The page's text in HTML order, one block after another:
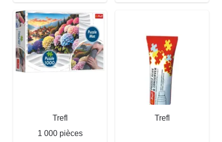
Trefl
1 000 pièces
Trefl